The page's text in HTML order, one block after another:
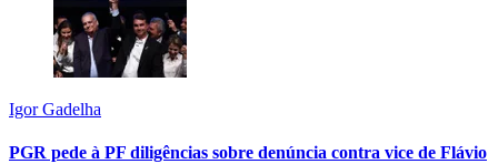
Igor Gadelha
PGR pede à PF diligências sobre denúncia contra vice de Flávio